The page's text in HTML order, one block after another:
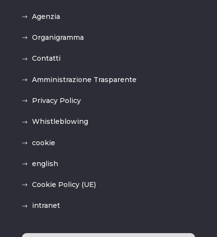
Agenzia
Organigramma
Contatti
Amministrazione Trasparente
Privacy Policy
Whistleblowing
cookie
english
Cookie Policy (UE)
intranet